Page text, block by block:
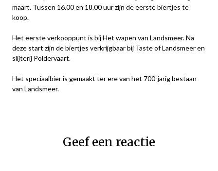
maart. Tussen 16.00 en 18.00 uur zijn de eerste biertjes te
koop.
Het eerste verkooppunt is bij Het wapen van Landsmeer. Na
deze start zijn de biertjes verkrijgbaar bij Taste of Landsmeer en
slijterij Poldervaart.
Het speciaalbier is gemaakt ter ere van het 700-jarig bestaan
van Landsmeer.
Geef een reactie